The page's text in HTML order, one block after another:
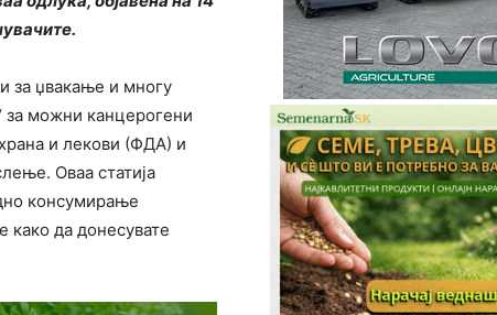
за џвакање и многу
за можни канцерогени
и лекови (ФДА) и
Оваа статија
консумирање
како да донесувате